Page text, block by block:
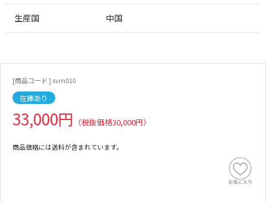
生産国 中国
[商品コード ] svm010
在庫あり
33,000円 （税抜価格30,000円）
商品価格には送料が含まれています。